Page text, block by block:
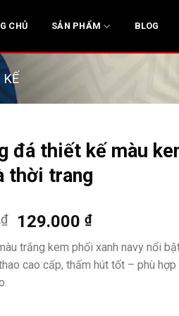
CHỦ SẢN PHẨM BLOG
KẾ
đá thiết kế màu
thời trang
₫
Giá
gốc
là:
150.000 ₫.
129.000₫Giá
hiện
tại
là:
trắng kem phối xanh navy nổi
cao cấp, thấm hút tốt – phù
kế màu kem – năng động và thời